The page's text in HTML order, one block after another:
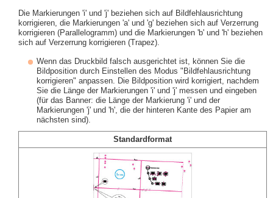
Die Markierungen 'i' und 'j' beziehen sich auf Bildfehlausrichtung
korrigieren, die Markierungen 'a' und 'g' beziehen sich auf Verzerrung
korrigieren (Parallelogramm) und die Markierungen 'b' und 'h' beziehen
sich auf Verzerrung korrigieren (Trapez).
Wenn das Druckbild falsch ausgerichtet ist, können Sie die
Bildposition durch Einstellen des Modus "Bildfehlausrichtung
korrigieren" anpassen. Die Bildposition wird korrigiert, nachdem
Sie die Länge der Markierungen 'i' und 'j' messen und eingeben
(für das Banner: die Länge der Markierung 'i' und der
Markierungen 'j' und 'h', die der hinteren Kante des Papier am
nächsten sind).
Standardformat